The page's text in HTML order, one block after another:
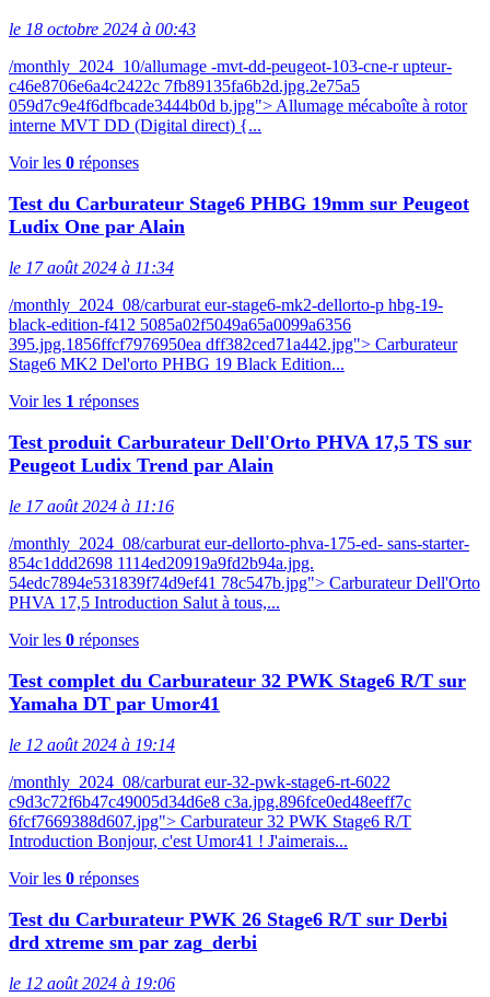
le 18 octobre 2024 à 00:43
/monthly_2024_10/allumage -mvt-dd-peugeot-103-cne-r upteur-
c46e8706e6a4c2422c 7fb89135fa6b2d.jpg.2e75a5
059d7c9e4f6dfbcade3444b0d b.jpg"> Allumage mécaboîte à rotor
interne MVT DD (Digital direct) {...
Voir les 0 réponses
Test du Carburateur Stage6 PHBG 19mm sur Peugeot
Ludix One par Alain
le 17 août 2024 à 11:34
/monthly_2024_08/carburat eur-stage6-mk2-dellorto-p hbg-19-
black-edition-f412 5085a02f5049a65a0099a6356
395.jpg.1856ffcf7976950ea dff382ced71a442.jpg"> Carburateur
Stage6 MK2 Del'orto PHBG 19 Black Edition...
Voir les 1 réponses
Test produit Carburateur Dell'Orto PHVA 17,5 TS sur
Peugeot Ludix Trend par Alain
le 17 août 2024 à 11:16
/monthly_2024_08/carburat eur-dellorto-phva-175-ed- sans-starter-
854c1ddd2698 1114ed20919a9fd2b94a.jpg.
54edc7894e531839f74d9ef41 78c547b.jpg"> Carburateur Dell'Orto
PHVA 17,5 Introduction Salut à tous,...
Voir les 0 réponses
Test complet du Carburateur 32 PWK Stage6 R/T sur
Yamaha DT par Umor41
le 12 août 2024 à 19:14
/monthly_2024_08/carburat eur-32-pwk-stage6-rt-6022
c9d3c72f6b47c49005d34d6e8 c3a.jpg.896fce0ed48eeff7c
6fcf7669388d607.jpg"> Carburateur 32 PWK Stage6 R/T
Introduction Bonjour, c'est Umor41 ! J'aimerais...
Voir les 0 réponses
Test du Carburateur PWK 26 Stage6 R/T sur Derbi
drd xtreme sm par zag_derbi
le 12 août 2024 à 19:06